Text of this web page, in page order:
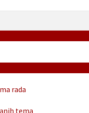
rada
tema